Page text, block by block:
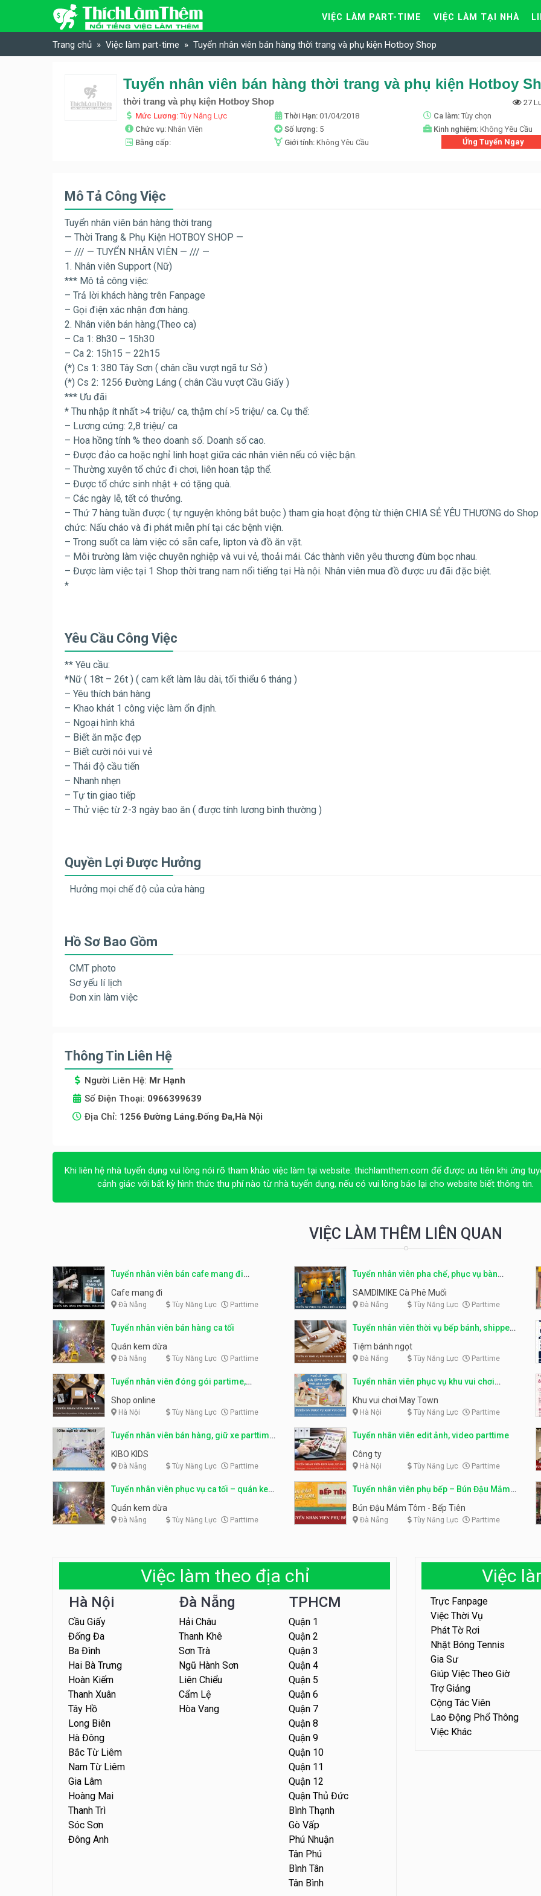
Skip to content
VIỆC LÀM PART-TIME VIỆC LÀM TẠI NHÀ
Trang chủ Việc làm part-time Tuyển nhân viên bán hàng thời trang và phụ kiện Hotboy Shop
Tuyển nhân viên bán hàng thời trang và phụ kiện Hotboy
thời trang và phụ kiện Hotboy Shop
27
Mức Lương:Tùy Năng Lực Thời Hạn: 01/04/2018 Ca làm: Tùy chọn
Chức vụ: Nhân Viên Số lượng: 5 Kinh nghiệm: Không Yêu Cầu
Bằng cấp:
Giới tính: Không Yêu Cầu Ứng Tuyển Ngay
Mô Tả Công Việc
Tuyển nhân viên bán hàng thời trang
— Thời Trang & Phụ Kiện HOTBOY SHOP —
— /// — TUYỂN NHÂN VIÊN — /// —
1. Nhân viên Support (Nữ)
*** Mô tả công việc:
– Trả lời khách hàng trên Fanpage
– Gọi điện xác nhận đơn hàng.
2. Nhân viên bán hàng.(Theo ca)
– Ca 1: 8h30 – 15h30
– Ca 2: 15h15 – 22h15
(*) Cs 1: 380 Tây Sơn ( chân cầu vượt ngã tư Sở )
(*) Cs 2: 1256 Đường Láng ( chân Cầu vượt Cầu Giấy )
*** Ưu đãi
* Thu nhập ít nhất >4 triệu/ ca, thậm chí >5 triệu/ ca. Cụ thể:
– Lương cứng: 2,8 triệu/ ca
– Hoa hồng tính % theo doanh số. Doanh số cao.
– Được đảo ca hoặc nghỉ linh hoạt giữa các nhân viên nếu có việc bận.
– Thường xuyên tổ chức đi chơi, liên hoan tập thể.
– Được tổ chức sinh nhật + có tặng quà.
– Các ngày lễ, tết có thưởng.
– Thứ 7 hàng tuần được ( tự nguyện không bắt buộc ) tham gia hoạt động từ thiện CHIA SẺ YÊU THƯƠNG do
chức: Nấu cháo và đi phát miễn phí tại các bệnh viện.
– Trong suốt ca làm việc có sẵn cafe, lipton và đồ ăn vặt.
– Môi trường làm việc chuyên nghiệp và vui vẻ, thoải mái. Các thành viên yêu thương đùm bọc nhau.
– Được làm việc tại 1 Shop thời trang nam nổi tiếng tại Hà nội. Nhân viên mua đồ được ưu đãi đặc biệt.
*
Yêu Cầu Công Việc
** Yêu cầu:
*Nữ ( 18t – 26t ) ( cam kết làm lâu dài, tối thiểu 6 tháng )
– Yêu thích bán hàng
– Khao khát 1 công việc làm ổn định.
– Ngoại hình khá
– Biết ăn mặc đẹp
– Biết cười nói vui vẻ
– Thái độ cầu tiến
– Nhanh nhẹn
– Tự tin giao tiếp
– Thử việc từ 2-3 ngày bao ăn ( được tính lương bình thường )
Quyền Lợi Được Hưởng
Hưởng mọi chế độ của cửa hàng
Hồ Sơ Bao Gồm
CMT photo
Sơ yếu lí lịch
Đơn xin làm việc
Thông Tin Liên Hệ
Người Liên Hệ: Mr Hạnh
Số Điện Thoại: 0966399639
Địa Chỉ: 1256 Đường Láng.Đống Đa,Hà Nội
Khi liên hệ nhà tuyển dụng vui lòng nói rõ tham khảo việc làm tại website: thichlamthem.com để được ưu tiên khi ứng
cảnh giác với bất kỳ hình thức thu phí nào từ nhà tuyển dụng, nếu có vui lòng báo lại cho website biết thông tin.
VIỆC LÀM THÊM LIÊN QUAN
Tuyển nhân viên bán cafe mang đi
parttime, fulltime
Cafe mang đi
Đà Nẵng Tùy Năng Lực Parttime
Tuyển nhân viên pha chế, phục vụ bàn
parttime
SAMDIMIKE Cà Phê Muối
Đà Nẵng Tùy Năng Lực Parttime
Tuyển nhân viên bán hàng ca tối
Quán kem dừa
Đà Nẵng Tùy Năng Lực Parttime
Tuyển nhân viên thời vụ bếp bánh, shipper
parttime
Tiệm bánh ngọt
Đà Nẵng Tùy Năng Lực Parttime
Tuyển nhân viên đóng gói partime,
fulltime
Shop online
Hà Nội Tùy Năng Lực Parttime
Tuyển nhân viên phục vụ khu vui chơi
parttime linh động
Khu vui chơi May Town
Hà Nội Tùy Năng Lực Parttime
Tuyển nhân viên bán hàng, giữ xe parttime
– Kibo Kid
KIBO KIDS
Đà Nẵng Tùy Năng Lực Parttime
Tuyển nhân viên edit ảnh, video parttime
Công ty
Hà Nội Tùy Năng Lực Parttime
Tuyển nhân viên phục vụ ca tối – quán kem
dừa
Quán kem dừa
Đà Nẵng Tùy Năng Lực Parttime
Tuyển nhân viên phụ bếp – Bún Đậu Mắm
Tôm – Bếp Tiên
Bún Đậu Mắm Tôm - Bếp Tiên
Đà Nẵng Tùy Năng Lực Parttime
Việc làm theo địa chỉ
Hà Nội
Cầu Giấy
Đống Đa
Ba Đình
Hai Bà Trưng
Hoàn Kiếm
Thanh Xuân
Tây Hồ
Long Biên
Hà Đông
Bắc Từ Liêm
Nam Từ Liêm
Gia Lâm
Hoàng Mai
Thanh Trì
Sóc Sơn
Đông Anh
Đà Nẵng
Hải Châu
Thanh Khê
Sơn Trà
Ngũ Hành Sơn
Liên Chiểu
Cẩm Lệ
Hòa Vang
TPHCM
Quận 1
Quận 2
Quận 3
Quận 4
Quận 5
Quận 6
Quận 7
Quận 8
Quận 9
Quận 10
Quận 11
Quận 12
Quận Thủ Đức
Bình Thạnh
Gò Vấp
Phú Nhuận
Tân Phú
Bình Tân
Tân Bình
Việc
Trực Fanpage
Việc Thời Vụ
Phát Tờ Rơi
Nhặt Bóng Tennis
Gia Sư
Giúp Việc Theo Giờ
Trợ Giảng
Cộng Tác Viên
Lao Động Phổ Thông
Việc Khác